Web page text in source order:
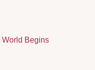
World Begins